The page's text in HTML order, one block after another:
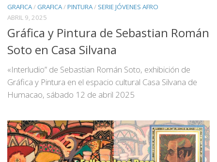
GRAFICA / GRAFICA /PINTURA / SERIE JÓVENES AFRO
ABRIL 9, 2025
Gráfica y Pintura de Sebastian Román
Soto en Casa Silvana
«Interludio” de Sebastian Román Soto, exhibición de
Gráfica y Pintura en el espacio cultural Casa Silvana de
Humacao, sábado 12 de abril 2025